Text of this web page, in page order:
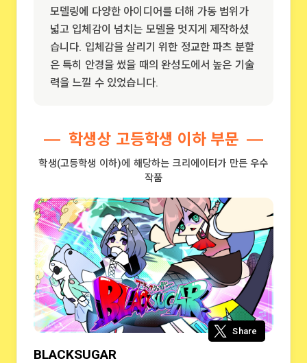
모델링에 다양한 아이디어를 더해 가동 범위가
넓고 입체감이 넘치는 모델을 멋지게 제작하셨
습니다. 입체감을 살리기 위한 정교한 파츠 분할
은 특히 안경을 썼을 때의 완성도에서 높은 기술
력을 느낄 수 있었습니다.
학생상 고등학생 이하 부문
학생(고등학생 이하)에 해당하는 크리에이터가 만든 우수
작품
BLACKSUGAR
Share